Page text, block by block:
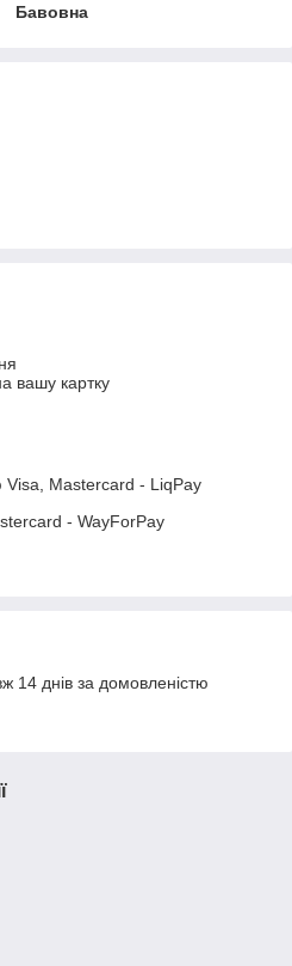
Бавовна
вашу картку
Mastercard - LiqPay
- WayForPay
14 днів за домовленістю